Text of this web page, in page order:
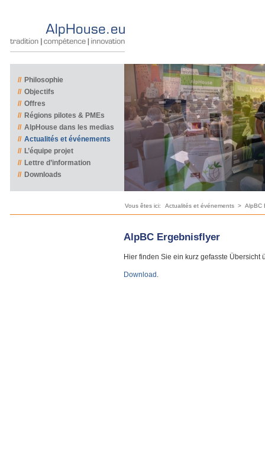
// Philosophie
// Objectifs
// Offres
// Régions pilotes & PMEs
// AlpHouse dans les medias
// Actualités et événements
// L’équipe projet
// Lettre d’information
// Downloads
Vous êtes ici: Actualités et événements > AlpBC
AlpBC Ergebnisflyer
Hier finden Sie ein kurz gefasste Übersicht
Download .